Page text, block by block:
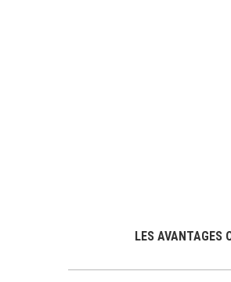
LES AVANTAGES